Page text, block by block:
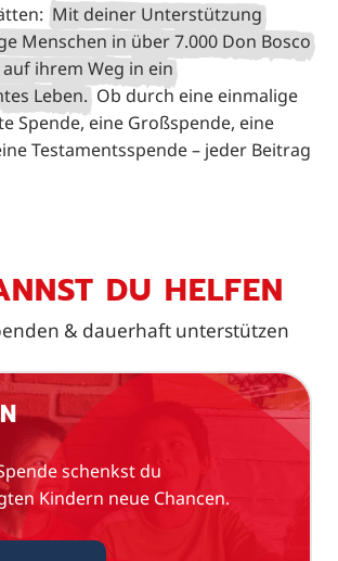
Mit deiner Unterstützung
Menschen in über 7.000 Don Bosco
ihrem Weg in ein
Leben. Ob durch eine einmalige
Spende, eine Großspende, eine
Testamentsspende – jeder Beitrag
DU HELFEN
& dauerhaft unterstützen
schenkst du
Kindern neue Chancen.